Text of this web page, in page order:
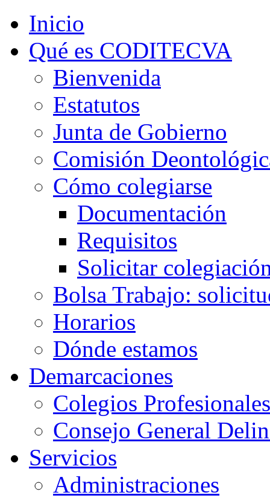
Inicio
Qué es CODITECVA
Bienvenida
Estatutos
Junta de Gobierno
Comisión
Cómo colegiarse
Documentación
Requisitos
Solicitar
Bolsa Trabajo:
Horarios
Dónde estamos
Demarcaciones
Colegios Profesionales
Consejo General
Servicios
Administraciones